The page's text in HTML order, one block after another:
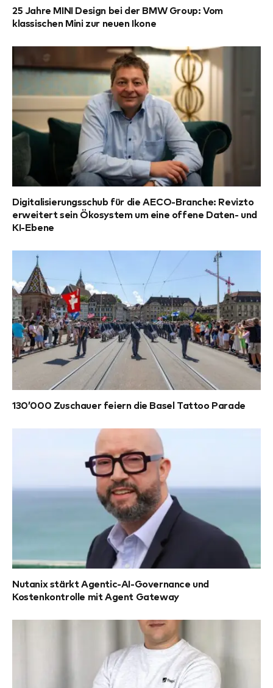
25 Jahre MINI Design bei der BMW Group: Vom
klassischen Mini zur neuen Ikone
Digitalisierungsschub für die AECO-Branche: Revizto
erweitert sein Ökosystem um eine offene Daten- und
KI-Ebene
130’000 Zuschauer feiern die Basel Tattoo Parade
Nutanix stärkt Agentic-AI-Governance und
Kostenkontrolle mit Agent Gateway